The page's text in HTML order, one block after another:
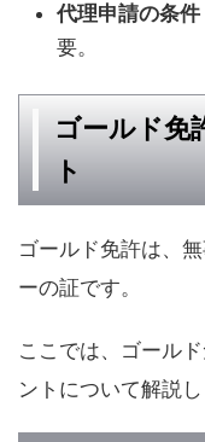
代理申請の条件
要。
ゴールド免
ト
ゴールド免許は、
ーの証です。
ここでは、ゴール
ントについて解説し